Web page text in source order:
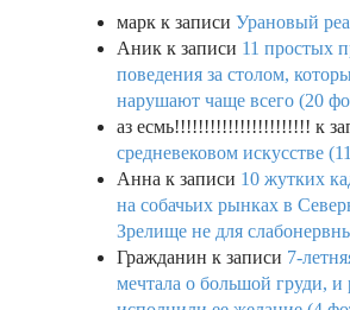
марк к записи Урановый
Аник к записи 11 простых
поведения за столом,
нарушают чаще всего (20
аз есмь!!!!!!!!!!!!!!!!!!!!!!! к
средневековом искусстве
Анна к записи 10 жутких
на собачьих рынках в
Зрелище не для
Гражданин к записи 7-
мечтала о большой груди, и